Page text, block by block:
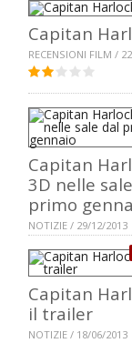
Capitan
RECENSIONI FILM /
Capitan
3D nelle
primo
NOTIZIE / 29/12/2013
Capitan
il trailer
NOTIZIE / 18/06/2013